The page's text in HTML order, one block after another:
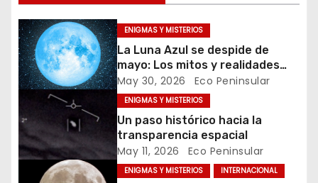
ó
n
d
e
e
n
ENIGMAS Y MISTERIOS
La Luna Azul se despide de
mayo: Los mitos y realidades
detrás de este raro fenómeno
May 30, 2026 Eco Peninsular
ENIGMAS Y MISTERIOS
Un paso histórico hacia la
transparencia espacial
May 11, 2026 Eco Peninsular
ENIGMAS Y MISTERIOS INTERNACIONAL